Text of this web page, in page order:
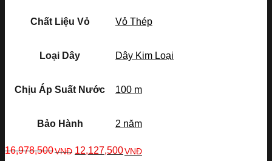
Chất Liệu Vỏ Vỏ Thép
Loại Dây Dây Kim Loại
Chịu Áp Suất Nước 100 m
Bảo Hành 2 năm
16,978,500VNĐ 12,127,500VNĐ